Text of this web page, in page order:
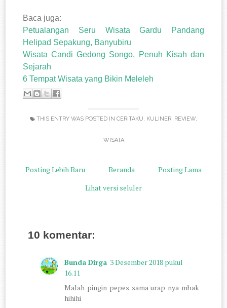
Baca juga:
Petualangan Seru Wisata Gardu Pandang
Helipad Sepakung, Banyubiru
Wisata Candi Gedong Songo, Penuh Kisah dan
Sejarah
6 Tempat Wisata yang Bikin Meleleh
THIS ENTRY WAS POSTED IN CERITAKU, KULINER, REVIEW,
WISATA
Posting Lebih Baru Posting Lama
Beranda
Lihat versi seluler
10 komentar:
Bunda Dirga 3 Desember 2018 pukul
16.11
Malah pingin pepes sama urap nya mbak
hihihi